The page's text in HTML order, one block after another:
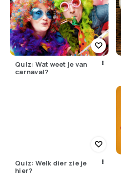
Quiz: Wat weet je van
carnaval?
Quiz: Welk dier zie je
hier?